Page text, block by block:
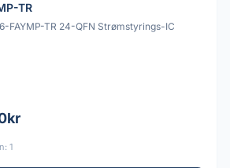
TR
FAYMP-TR 24-QFN Strømstyrings-IC
1